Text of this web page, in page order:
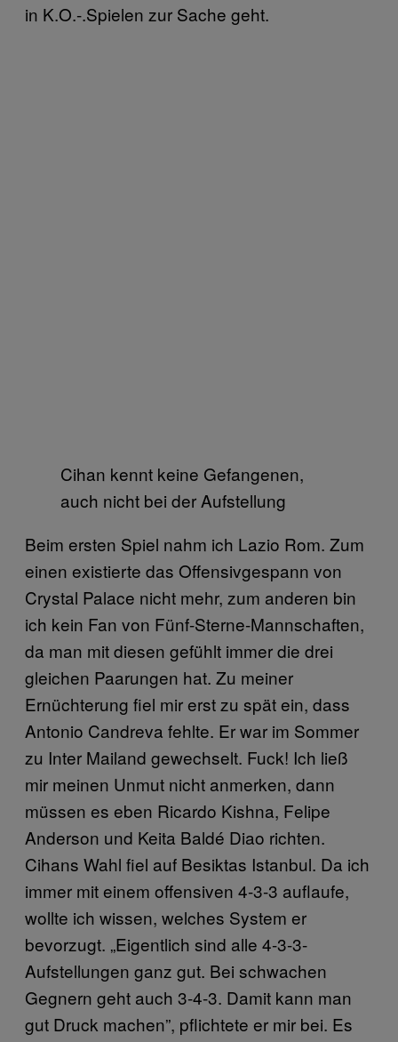
in K.O.-.Spielen zur Sache geht.
Cihan kennt keine Gefangenen,
auch nicht bei der Aufstellung
Beim ersten Spiel nahm ich Lazio Rom. Zum
einen existierte das Offensivgespann von
Crystal Palace nicht mehr, zum anderen bin
ich kein Fan von Fünf-Sterne-Mannschaften,
da man mit diesen gefühlt immer die drei
gleichen Paarungen hat. Zu meiner
Ernüchterung fiel mir erst zu spät ein, dass
Antonio Candreva fehlte. Er war im Sommer
zu Inter Mailand gewechselt. Fuck! Ich ließ
mir meinen Unmut nicht anmerken, dann
müssen es eben Ricardo Kishna, Felipe
Anderson und Keita Baldé Diao richten.
Cihans Wahl fiel auf Besiktas Istanbul. Da ich
immer mit einem offensiven 4-3-3 auflaufe,
wollte ich wissen, welches System er
bevorzugt. „Eigentlich sind alle 4-3-3-
Aufstellungen ganz gut. Bei schwachen
Gegnern geht auch 3-4-3. Damit kann man
gut Druck machen”, pflichtete er mir bei. Es